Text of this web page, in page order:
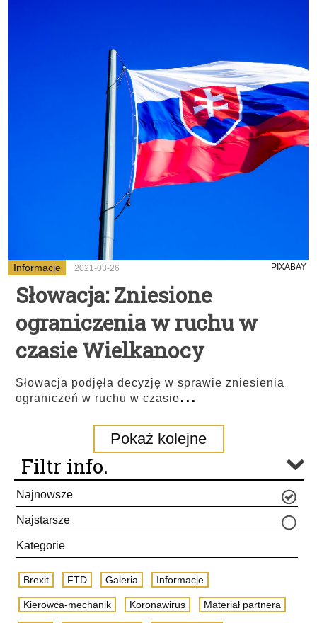
Informacje 2021-03-26 PIXABAY
Słowacja: Zniesione
ograniczenia w ruchu w
czasie Wielkanocy
Słowacja podjęła decyzję w sprawie zniesienia
ograniczeń w ruchu w czasie...
Pokaż kolejne
Filtr info.
Najnowsze
Najstarsze
Kategorie
Brexit FTD Galeria Informacje
Kierowca-mechanik Koronawirus Materiał partnera